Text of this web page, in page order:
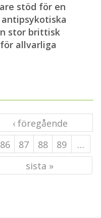
stöd för en
stor brittisk
allvarliga
‹ föregående
86 87 88 89
…
sista »